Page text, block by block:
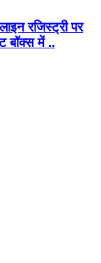
रजिस्ट्री पर
बॉक्स में ..